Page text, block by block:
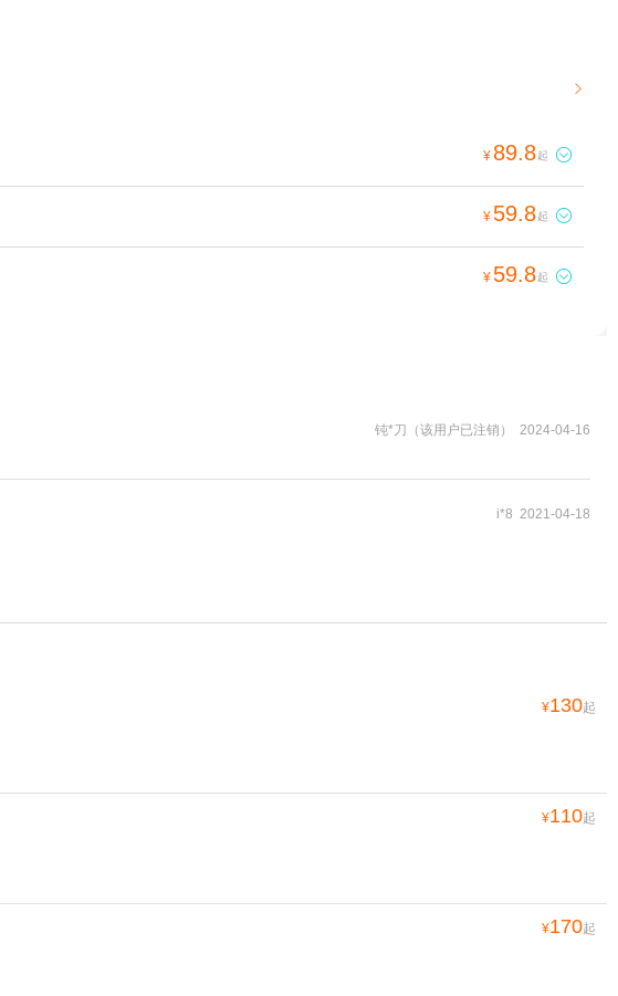

¥ 89.8起 
¥ 59.8起 
¥ 59.8起 
钝*刀（该用户已注销） 2024-04-16
i*8 2021-04-18
¥130起
¥110起
¥170起